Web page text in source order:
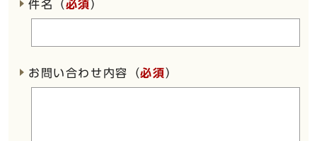
件名（必須）
お問い合わせ内容（必須）